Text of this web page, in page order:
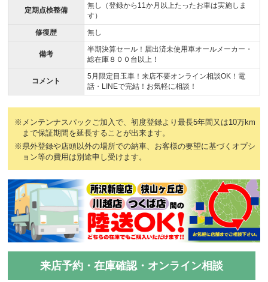
定期点検整備
無し（登録から11か月以上たったお車は実施しま
す）
修復歴
無し
備考
半期決算セール！届出済未使用車オールメーカー・
総在庫８００台以上！
コメント
5月限定目玉車！来店不要オンライン相談OK！電
話・LINEで完結！お気軽に相談！
※メンテンナスパックご加入で、初度登録より最長5年間又は10万km
まで保証期間を延長することが出来ます。
※県外登録や店頭以外の場所での納車、お客様の要望に基づくオプシ
ョン等の費用は別途申し受けます。
来店予約・在庫確認・オンライン相談